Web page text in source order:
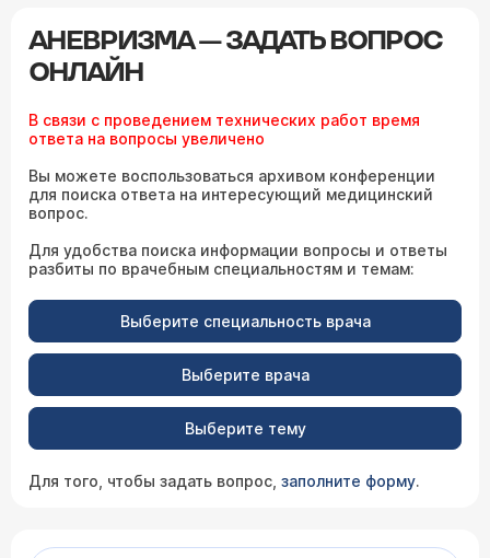
АНЕВРИЗМА — ЗАДАТЬ ВОПРОС
ОНЛАЙН
В связи с проведением технических работ время
ответа на вопросы увеличено
Вы можете воспользоваться архивом конференции
для поиска ответа на интересующий медицинский
вопрос.
Для удобства поиска информации вопросы и ответы
разбиты по врачебным специальностям и темам:
Выберите специальность врача
Выберите врача
Выберите тему
Для того, чтобы задать вопрос, заполните форму.